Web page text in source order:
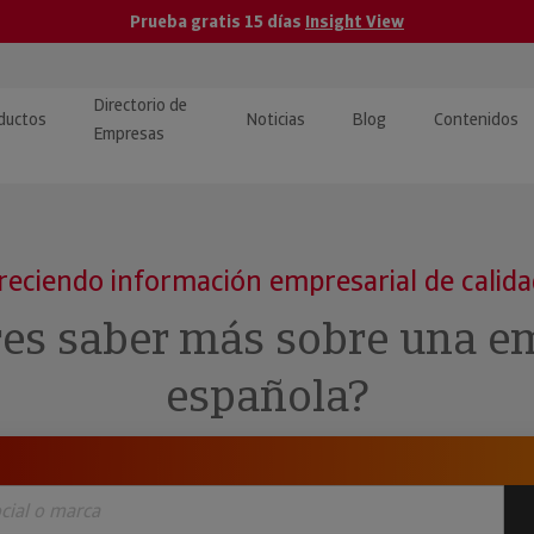
Prueba gratis 15 días Insight View
y ERP
· Recuperación de
Directorio de
Empresas
Noticias Blog Contenidos
Pública
Investigada
información empresarial de
saber más sobre una
española?